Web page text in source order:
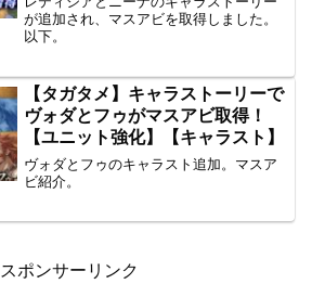
が追加され、マスアビを取得しました。
以下。
【タガタメ】キャラストーリーで
ヴォダとフゥがマスアビ取得！
【ユニット強化】【キャラスト】
ヴォダとフゥのキャラスト追加。マスア
ビ紹介。
スポンサーリンク